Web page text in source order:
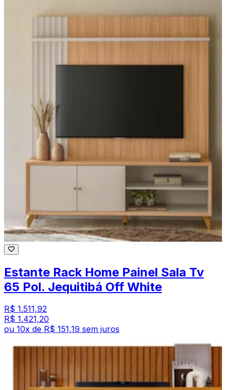
Estante Rack Home Painel Sala Tv
65 Pol. Jequitibá Off White
R$ 1.511,92
R$ 1.421,20
ou 10x de R$ 151,19 sem juros